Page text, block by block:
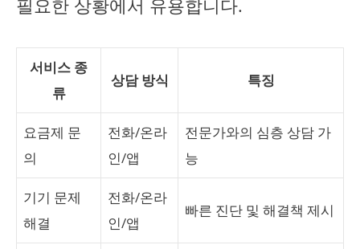
필요한 상황에서 유용합니다.
서비스 종
류
상담 방식 특징
요금제 문
의
전화/온라
인/앱
전문가와의 심층 상담 가
능
기기 문제
해결
전화/온라
인/앱
빠른 진단 및 해결책 제시